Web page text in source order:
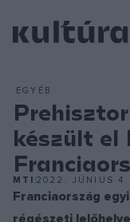
EGYÉB
készült el
MTI 2022. JÚNIUS 4.
Franciaország
régészeti